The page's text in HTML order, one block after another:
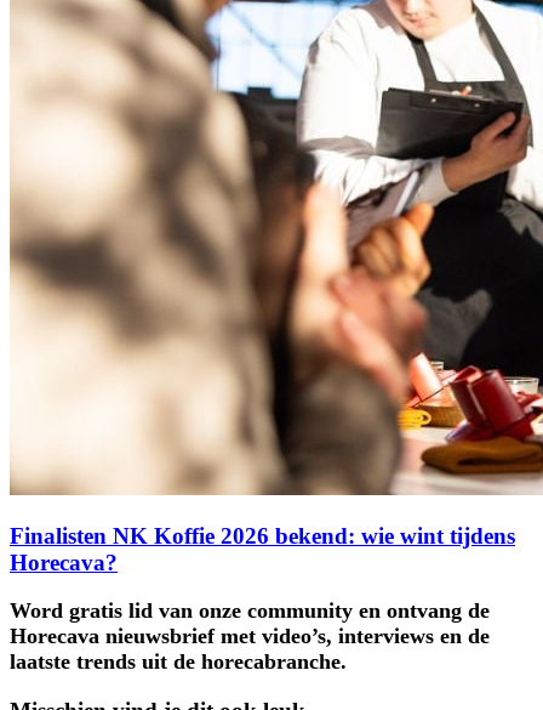
Finalisten NK Koffie 2026 bekend: wie wint tijdens
Horecava?
Word gratis lid van onze community en ontvang de
Horecava nieuwsbrief met video’s, interviews en de
laatste trends uit de horecabranche.